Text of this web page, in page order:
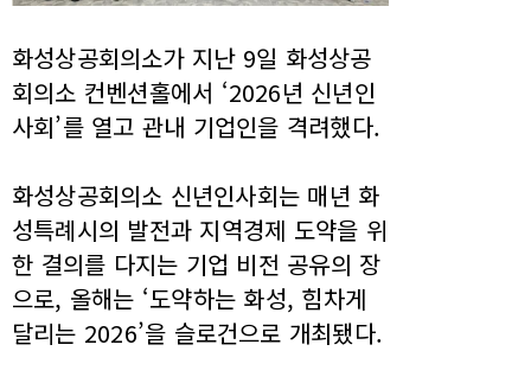
화성상공회의소가 지난 9일 화성상공
회의소 컨벤션홀에서 ‘2026년 신년인
사회’를 열고 관내 기업인을 격려했다.
화성상공회의소 신년인사회는 매년 화
성특례시의 발전과 지역경제 도약을 위
한 결의를 다지는 기업 비전 공유의 장
으로, 올해는 ‘도약하는 화성, 힘차게
달리는 2026’을 슬로건으로 개최됐다.